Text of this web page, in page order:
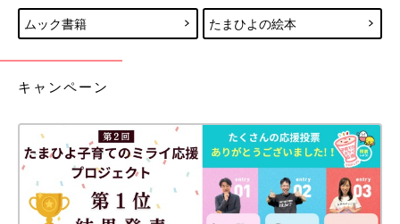
ムック書籍 たまひよの絵本
キャンペーン